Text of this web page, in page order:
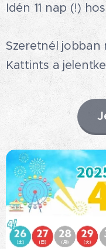
Idén 11 nap (!)
Szeretnél jobban
Kattints a